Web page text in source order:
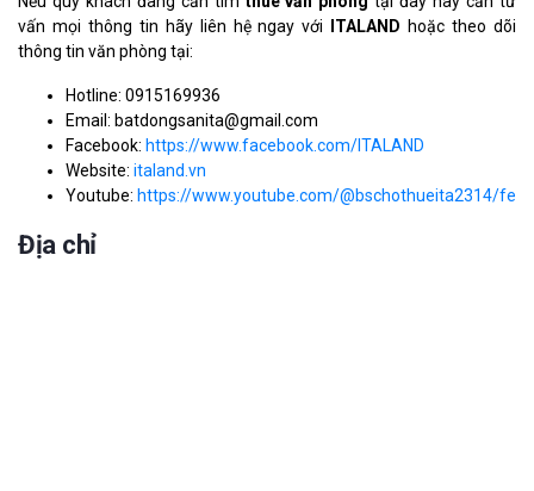
vấn mọi thông tin hãy liên hệ ngay với
ITALAND hoặc theo dõi
thông tin văn phòng tại:
Hotline: 0915169936
Email: batdongsanita@gmail.com
Facebook: https://www.facebook.com/ITALAND
Website: italand.vn
Youtube: https://www.youtube.com/@bschothueita2314/
Địa chỉ